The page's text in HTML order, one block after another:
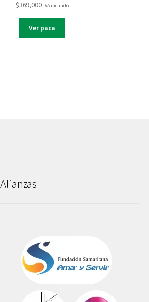
$369,000 IVA incluido
Ver paca
Alianzas